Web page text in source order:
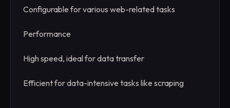
Configurable for various web-related tasks
Performance
High speed, ideal for data transfer
Efficient for data-intensive tasks like scraping